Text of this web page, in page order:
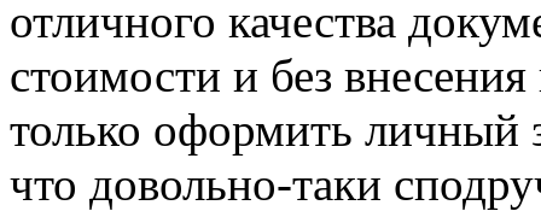
отличного качества
стоимости и без
только оформить личный
что довольно-таки